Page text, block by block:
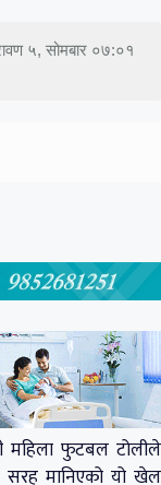
५, सोमबार ०७:०१
महिला फुटबल टोलीले
मानिएको यो खेल